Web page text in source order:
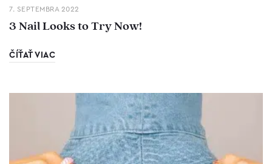
7. SEPTEMBRA 2022
3 Nail Looks to Try Now!
ČÍŤAŤ VIAC